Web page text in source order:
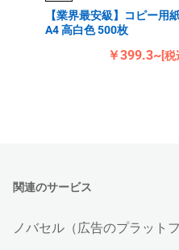
【業界最安級】コピー用
A4 高白色 500枚
￥399.3~[税
関連のサービス
ノバセル（広告のプラットフ